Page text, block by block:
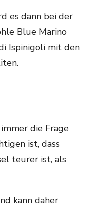
es dann bei der
Blue Marino
Ispinigoli mit den
die Frage
ist, dass
teurer ist, als
kann daher